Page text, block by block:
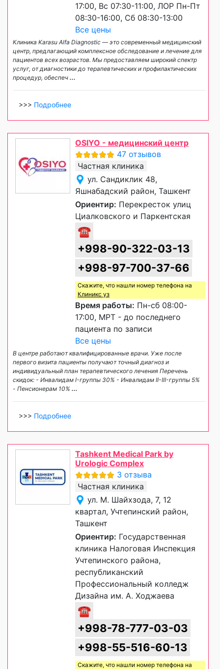
17:00, Вс 07:30-11:00, ЛОР Пн-Пт
08:30-16:00, Сб 08:30-13:00
Все цены
Клиника Karasu Alfa Diagnostic — это современный медицинский
центр, предлагающий комплексное обследование и лечение для
пациентов всех возрастов. Мы предоставляем широкий спектр
услуг, от диагностики до терапевтических и профилактических
процедур, обеспеч ...
>>> Подробнее
OSIYO - медицинский центр
47 отзывов
Частная клиника
ул. Сандиклик 48,
Яшнабадский район, Ташкент
Ориентир: Перекресток улиц
Циалковского и Паркентская
☎
+998-90-322-03-13
+998-97-700-37-66
Скажите, что нашли номер телефона на
Клиникс уз
Время работы: Пн-сб 08:00-
17:00, МРТ - до последнего
пациента по записи
Все цены
В центре работают квалифицированные врачи. Уже после
первого визита пациенты получают точный диагноз и
индивидуальный план терапевтического лечения Перечень
скидок: - Инвалидам I-группы 30% - Инвалидам II-III-группы 5%
- Пенсионерам 10% ...
>>> Подробнее
Tashkent Medical Park by
Urologic Complex
3 отзыва
Частная клиника
ул. М. Шайхзода, 7, 12
квартал, Учтепинский район,
Ташкент
Ориентир: Государственная
клиника Налоговая Инспекция
Учтепинского района,
республиканский
Профессиональный колледж
Дизайна им. А. Ходжаева
☎
+998-78-777-03-03
+998-55-516-60-13
Скажите, что нашли номер телефона на